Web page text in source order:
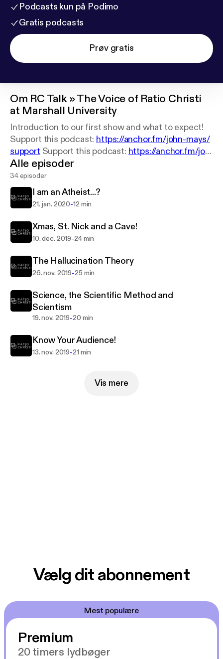
Podcasts kun på Podimo
Gratis podcasts
Prøv gratis
Om RC Talk » The Voice of Ratio Christi
at Marshall University
Introduction to our first show and what to expect!
Support this podcast: https://anchor.fm/john-mays/
support Support this podcast: https://anchor.fm/joh
n-mays/support
Alle episoder
34 episoder
I am an Atheist...?
21. jan. 2020-12 min
Xmas, St. Nick and a Cave!
10. dec. 2019-24 min
The Hallucination Theory
26. nov. 2019-25 min
Science, the Scientific Method and
Scientism
19. nov. 2019-20 min
Know Your Audience!
13. nov. 2019-21 min
Vis mere
Vælg dit abonnement
Mest populære
Premium
20 timers lydbøger